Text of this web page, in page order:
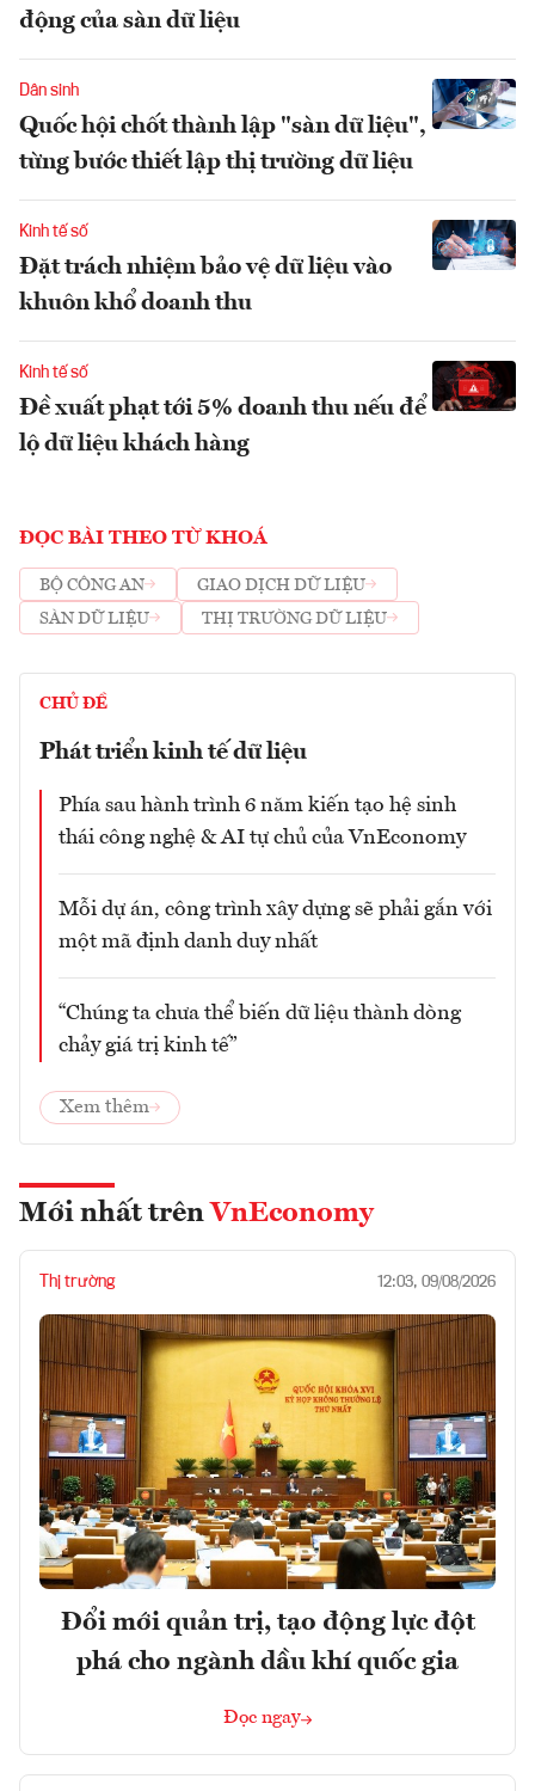
động của sàn dữ liệu
Dân sinh
Quốc hội chốt thành lập "sàn dữ liệu",
từng bước thiết lập thị trường dữ liệu
Kinh tế số
Đặt trách nhiệm bảo vệ dữ liệu vào
khuôn khổ doanh thu
Kinh tế số
Đề xuất phạt tới 5% doanh thu nếu để
lộ dữ liệu khách hàng
ĐỌC BÀI THEO TỪ KHOÁ
BỘ CÔNG AN
GIAO DỊCH DỮ LIỆU
SÀN DỮ LIỆU
THỊ TRƯỜNG DỮ LIỆU
CHỦ ĐỀ
Phát triển kinh tế dữ liệu
Phía sau hành trình 6 năm kiến tạo hệ sinh
thái công nghệ & AI tự chủ của VnEconomy
Mỗi dự án, công trình xây dựng sẽ phải gắn với
một mã định danh duy nhất
“Chúng ta chưa thể biến dữ liệu thành dòng
chảy giá trị kinh tế”
Xem thêm
Mới nhất trên VnEconomy
Thị trường 12:03, 09/08/2026
Đổi mới quản trị, tạo động lực đột
phá cho ngành dầu khí quốc gia
Đọc ngay